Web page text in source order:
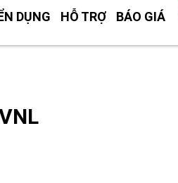
DỤNG HỖ TRỢ BÁO GIÁ